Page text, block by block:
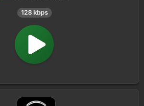
128 kbps